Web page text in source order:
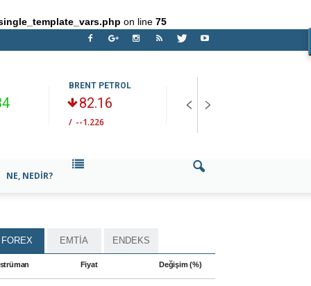
on line 75
BRENT PETROL
82.16
/ --1.226
1.15574
NE, NEDIR?
FOREX EMTİA ENDEKS
Fiyat Değişim (%)